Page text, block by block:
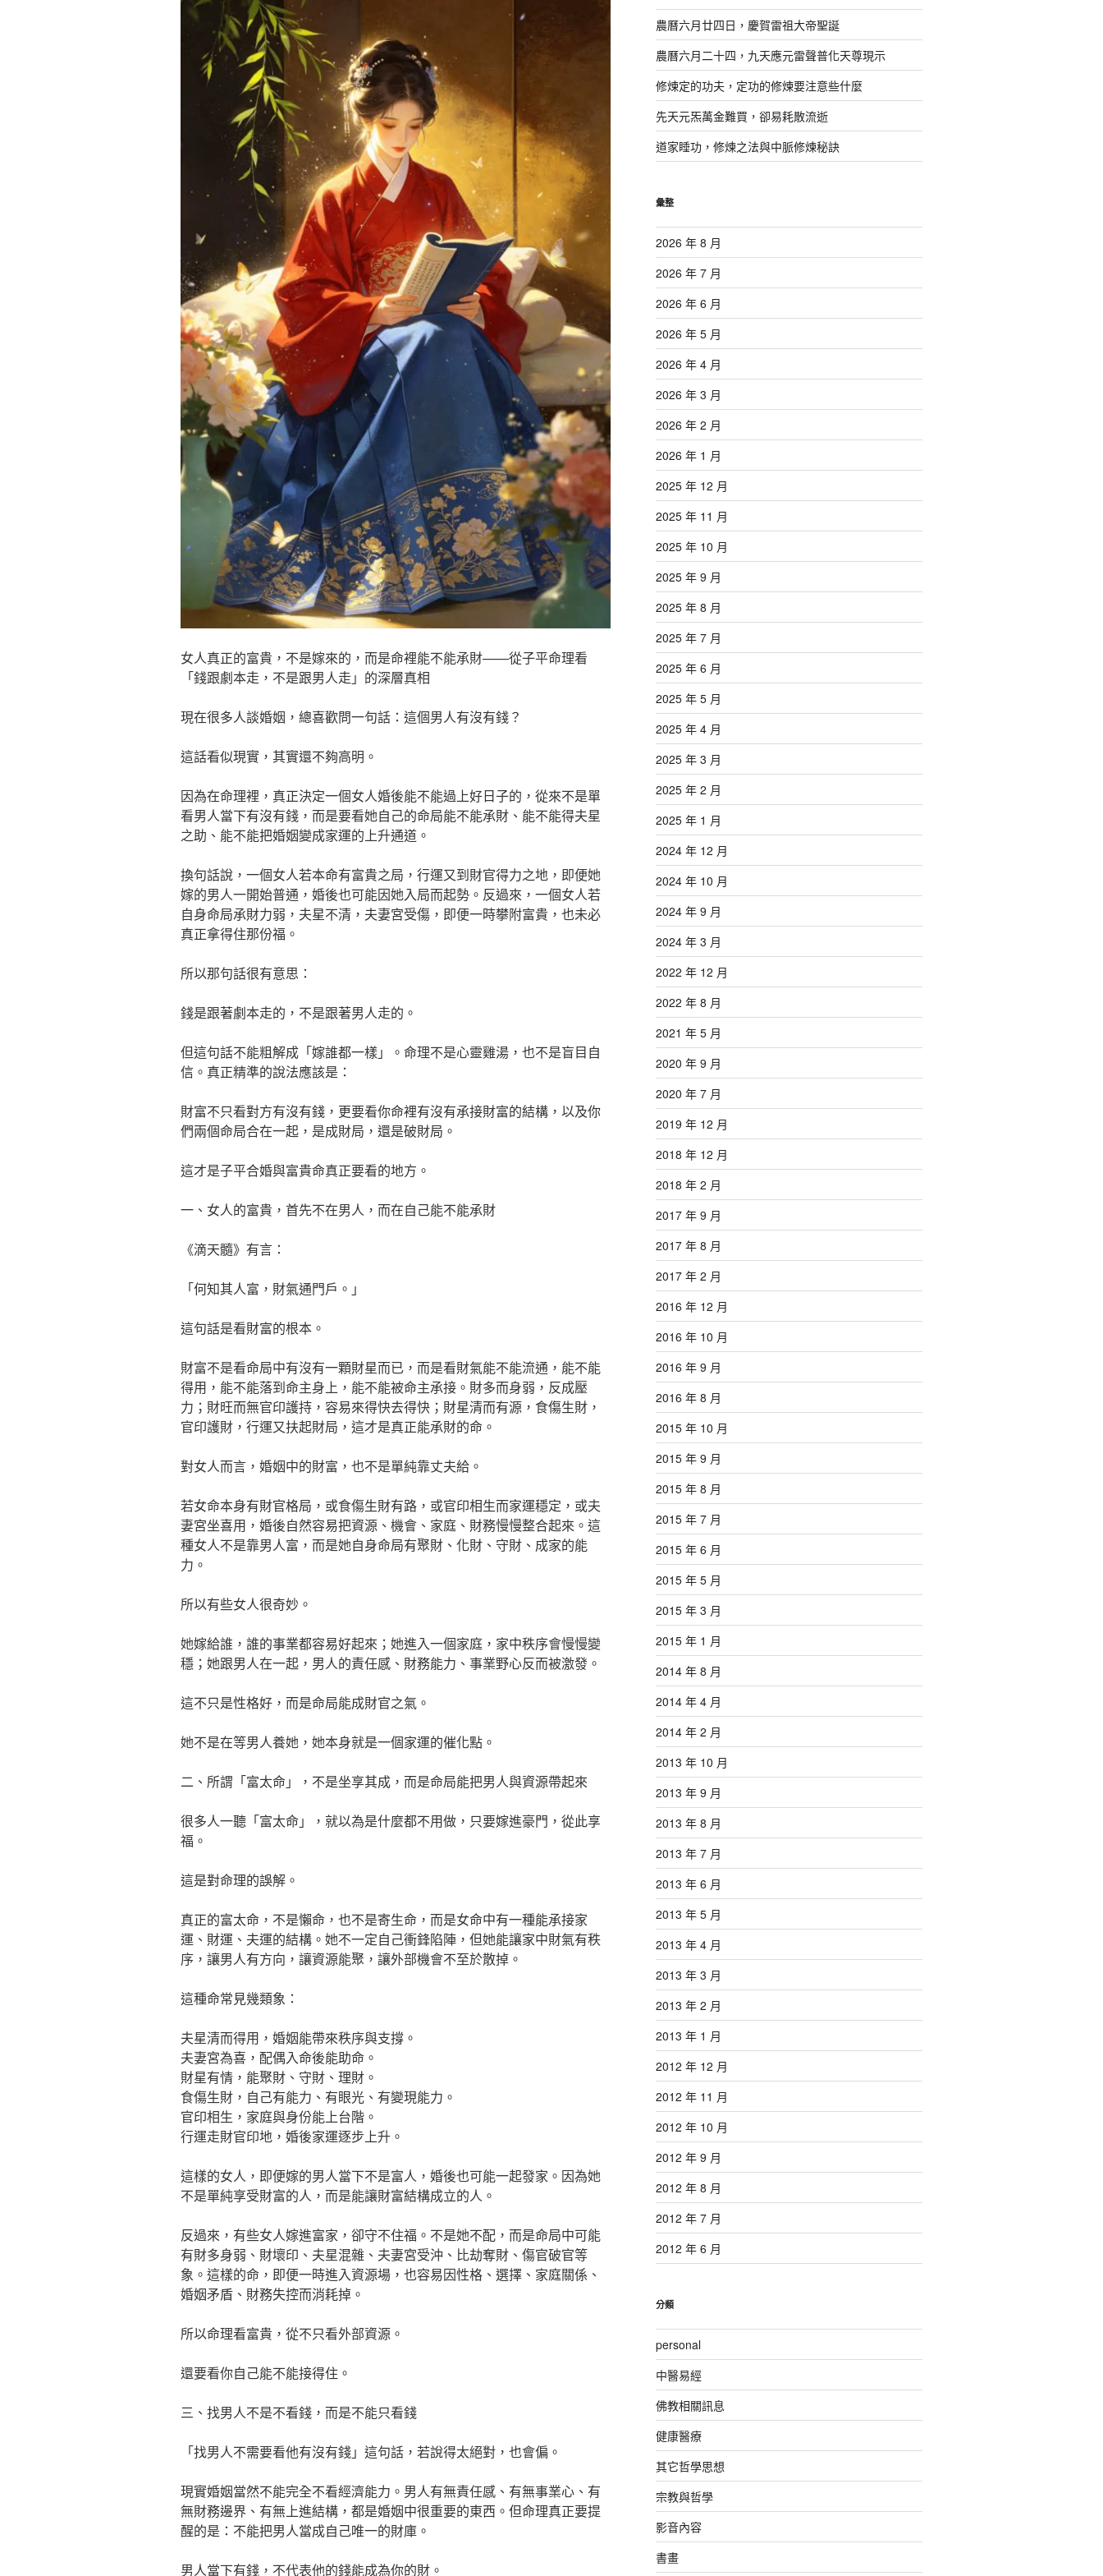
女人真正的富貴，不是嫁來的，而是命裡能不能承財——從子平命理看
「錢跟劇本走，不是跟男人走」的深層真相
現在很多人談婚姻，總喜歡問一句話：這個男人有沒有錢？
這話看似現實，其實還不夠高明。
因為在命理裡，真正決定一個女人婚後能不能過上好日子的，從來不是單
看男人當下有沒有錢，而是要看她自己的命局能不能承財、能不能得夫星
之助、能不能把婚姻變成家運的上升通道。
換句話說，一個女人若本命有富貴之局，行運又到財官得力之地，即便她
嫁的男人一開始普通，婚後也可能因她入局而起勢。反過來，一個女人若
自身命局承財力弱，夫星不清，夫妻宮受傷，即便一時攀附富貴，也未必
真正拿得住那份福。
所以那句話很有意思：
錢是跟著劇本走的，不是跟著男人走的。
但這句話不能粗解成「嫁誰都一樣」。命理不是心靈雞湯，也不是盲目自
信。真正精準的說法應該是：
財富不只看對方有沒有錢，更要看你命裡有沒有承接財富的結構，以及你
們兩個命局合在一起，是成財局，還是破財局。
這才是子平合婚與富貴命真正要看的地方。
一、女人的富貴，首先不在男人，而在自己能不能承財
《滴天髓》有言：
「何知其人富，財氣通門戶。」
這句話是看財富的根本。
財富不是看命局中有沒有一顆財星而已，而是看財氣能不能流通，能不能
得用，能不能落到命主身上，能不能被命主承接。財多而身弱，反成壓
力；財旺而無官印護持，容易來得快去得快；財星清而有源，食傷生財，
官印護財，行運又扶起財局，這才是真正能承財的命。
對女人而言，婚姻中的財富，也不是單純靠丈夫給。
若女命本身有財官格局，或食傷生財有路，或官印相生而家運穩定，或夫
妻宮坐喜用，婚後自然容易把資源、機會、家庭、財務慢慢整合起來。這
種女人不是靠男人富，而是她自身命局有聚財、化財、守財、成家的能
力。
所以有些女人很奇妙。
她嫁給誰，誰的事業都容易好起來；她進入一個家庭，家中秩序會慢慢變
穩；她跟男人在一起，男人的責任感、財務能力、事業野心反而被激發。
這不只是性格好，而是命局能成財官之氣。
她不是在等男人養她，她本身就是一個家運的催化點。
二、所謂「富太命」，不是坐享其成，而是命局能把男人與資源帶起來
很多人一聽「富太命」，就以為是什麼都不用做，只要嫁進豪門，從此享
福。
這是對命理的誤解。
真正的富太命，不是懶命，也不是寄生命，而是女命中有一種能承接家
運、財運、夫運的結構。她不一定自己衝鋒陷陣，但她能讓家中財氣有秩
序，讓男人有方向，讓資源能聚，讓外部機會不至於散掉。
這種命常見幾類象：
夫星清而得用，婚姻能帶來秩序與支撐。
夫妻宮為喜，配偶入命後能助命。
財星有情，能聚財、守財、理財。
食傷生財，自己有能力、有眼光、有變現能力。
官印相生，家庭與身份能上台階。
行運走財官印地，婚後家運逐步上升。
這樣的女人，即便嫁的男人當下不是富人，婚後也可能一起發家。因為她
不是單純享受財富的人，而是能讓財富結構成立的人。
反過來，有些女人嫁進富家，卻守不住福。不是她不配，而是命局中可能
有財多身弱、財壞印、夫星混雜、夫妻宮受沖、比劫奪財、傷官破官等
象。這樣的命，即便一時進入資源場，也容易因性格、選擇、家庭關係、
婚姻矛盾、財務失控而消耗掉。
所以命理看富貴，從不只看外部資源。
還要看你自己能不能接得住。
三、找男人不是不看錢，而是不能只看錢
「找男人不需要看他有沒有錢」這句話，若說得太絕對，也會偏。
現實婚姻當然不能完全不看經濟能力。男人有無責任感、有無事業心、有
無財務邊界、有無上進結構，都是婚姻中很重要的東西。但命理真正要提
醒的是：不能把男人當成自己唯一的財庫。
男人當下有錢，不代表他的錢能成為你的財。
農曆六月廿四日，慶賀雷祖大帝聖誕
農曆六月二十四，九天應元雷聲普化天尊現示
修煉定的功夫，定功的修煉要注意些什麼
先天元炁萬金難買，卻易耗散流逝
道家睡功，修煉之法與中脈修煉秘訣
彙整
2026 年 8 月
2026 年 7 月
2026 年 6 月
2026 年 5 月
2026 年 4 月
2026 年 3 月
2026 年 2 月
2026 年 1 月
2025 年 12 月
2025 年 11 月
2025 年 10 月
2025 年 9 月
2025 年 8 月
2025 年 7 月
2025 年 6 月
2025 年 5 月
2025 年 4 月
2025 年 3 月
2025 年 2 月
2025 年 1 月
2024 年 12 月
2024 年 10 月
2024 年 9 月
2024 年 3 月
2022 年 12 月
2022 年 8 月
2021 年 5 月
2020 年 9 月
2020 年 7 月
2019 年 12 月
2018 年 12 月
2018 年 2 月
2017 年 9 月
2017 年 8 月
2017 年 2 月
2016 年 12 月
2016 年 10 月
2016 年 9 月
2016 年 8 月
2015 年 10 月
2015 年 9 月
2015 年 8 月
2015 年 7 月
2015 年 6 月
2015 年 5 月
2015 年 3 月
2015 年 1 月
2014 年 8 月
2014 年 4 月
2014 年 2 月
2013 年 10 月
2013 年 9 月
2013 年 8 月
2013 年 7 月
2013 年 6 月
2013 年 5 月
2013 年 4 月
2013 年 3 月
2013 年 2 月
2013 年 1 月
2012 年 12 月
2012 年 11 月
2012 年 10 月
2012 年 9 月
2012 年 8 月
2012 年 7 月
2012 年 6 月
分類
personal
中醫易經
佛教相關訊息
健康醫療
其它哲學思想
宗教與哲學
影音內容
書畫